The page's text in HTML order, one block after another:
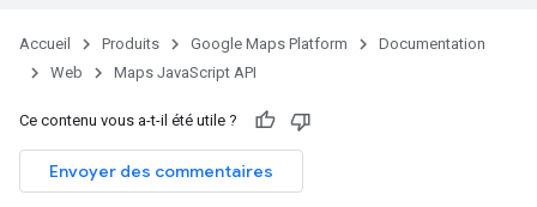
Accueil Produits Google Maps Platform
Documentation
Web
Maps JavaScript API
Ce contenu vous a-t-il été utile ?
Envoyer des commentaires